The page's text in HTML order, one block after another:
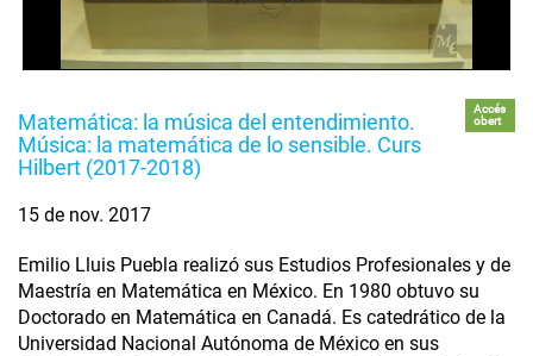
Matemática: la música del entendimiento.
Música: la matemática de lo sensible. Curs
Hilbert (2017-2018)
Accés
obert
15 de nov. 2017
Emilio Lluis Puebla realizó sus Estudios Profesionales y de
Maestría en Matemática en México. En 1980 obtuvo su
Doctorado en Matemática en Canadá. Es catedrático de la
Universidad Nacional Autónoma de México en sus